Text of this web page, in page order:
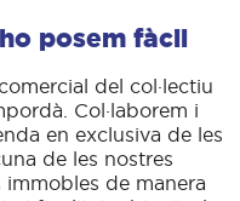
posem fàcil
del col·lectiu
Col·laborem i
en exclusiva de les
de les nostres
immobles de manera